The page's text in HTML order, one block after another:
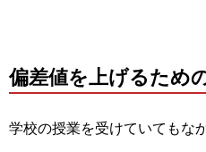
偏差値を上げるため
学校の授業を受けていてもな